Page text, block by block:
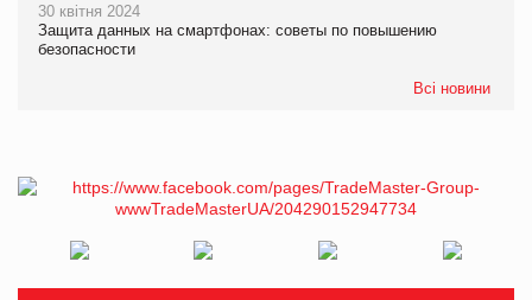
30 квітня 2024
Защита данных на смартфонах: советы по повышению
безопасности
Всі новини